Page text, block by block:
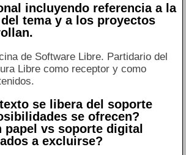
incluyendo referencia a la
tema y a los proyectos
de Software Libre. Partidario del
Libre como receptor y como
se libera del soporte
se ofrecen?
papel vs soporte digital
a excluirse?